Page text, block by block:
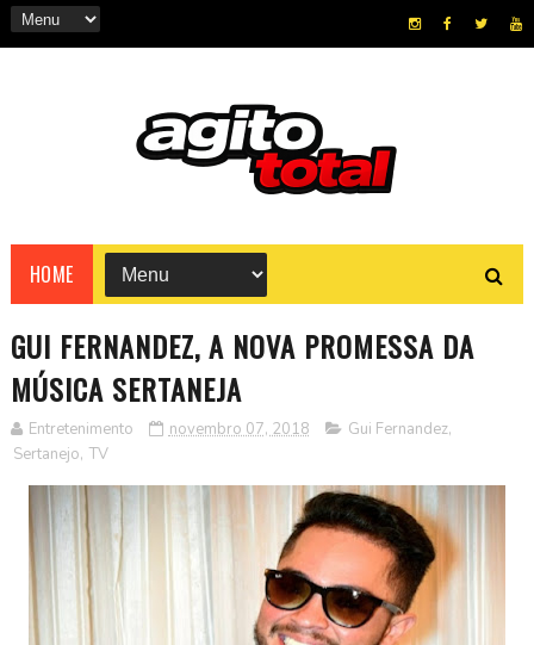
HOME
GUI FERNANDEZ, A NOVA PROMESSA DA
MÚSICA SERTANEJA
Entretenimento novembro 07, 2018 Gui Fernandez,
Sertanejo, TV